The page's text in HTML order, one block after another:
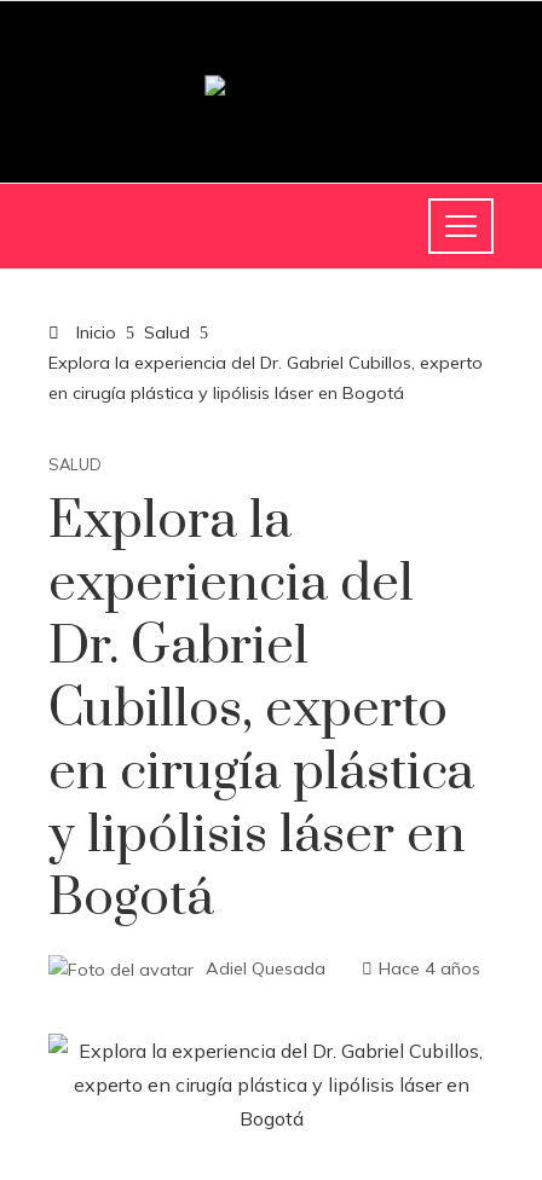
Inicio
Salud
Explora la experiencia del Dr. Gabriel Cubillos, experto
en cirugía plástica y lipólisis láser en Bogotá
SALUD
Explora la
experiencia del
Dr. Gabriel
Cubillos, experto
en cirugía plástica
y lipólisis láser en
Bogotá
Adiel Quesada Hace 4 años